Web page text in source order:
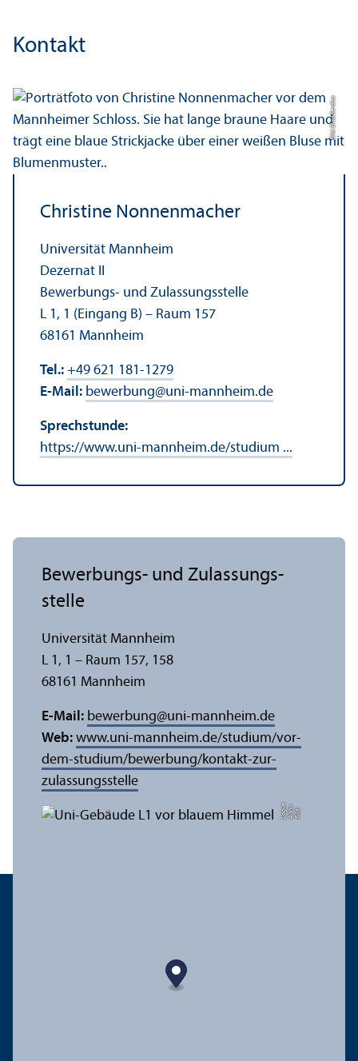
Kontakt
Bild: Elisa Berdica
Christine Nonnenmacher
Universität Mannheim
Dezernat II
Bewerbungs- und Zulassungs­stelle
L 1, 1 (Eingang B) – Raum 157
68161 Mannheim
Tel.: +49 621 181-1279
E-Mail: bewerbung@uni-mannheim.de
Sprechstunde:
https://www.uni-mannheim.de/studium ...
Bil
d:
A
n
n
aL
o
g
u
e
Bewerbungs- und Zulassungs­
stelle
Universität Mannheim
L 1, 1 – Raum 157, 158
68161 Mannheim
E-Mail: bewerbung@uni-mannheim.de
Web: www.uni-mannheim.de/studium/vor-
dem-studium/bewerbung/kontakt-zur-
zulassungs­stelle